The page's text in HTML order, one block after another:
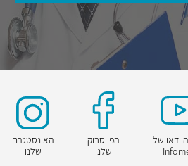
של
הפייסבוק
שלנו
האינסטגרם
שלנו